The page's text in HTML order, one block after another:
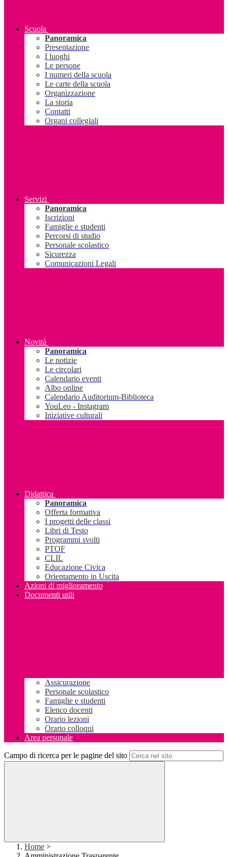
Scuola
Panoramica
Presentazione
I luoghi
Le persone
I numeri della scuola
Le carte della scuola
Organizzazione
La storia
Contatti
Organi collegiali
Servizi
Panoramica
Iscrizioni
Famiglie e studenti
Percorsi di studio
Personale scolastico
Sicurezza
Comunicazioni Legali
Novità
Panoramica
Le notizie
Le circolari
Calendario eventi
Albo online
Calendario Auditorium-Biblioteca
YouLeo - Instagram
Iniziative culturali
Didattica
Panoramica
Offerta formativa
I progetti delle classi
Libri di Testo
Programmi svolti
PTOF
CLIL
Educazione Civica
Orientamento in Uscita
Azioni di miglioramento
Documenti utili
Assicurazione
Personale scolastico
Famiglie e studenti
Elenco docenti
Orario lezioni
Orario colloqui
Area personale
Campo di ricerca per le pagine del sito
Home >